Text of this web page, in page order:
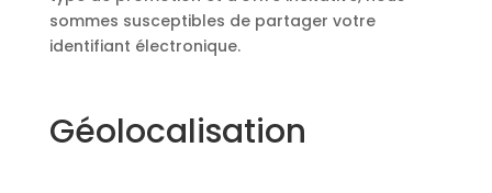
sommes susceptibles de partager votre
identifiant électronique.
Géolocalisation